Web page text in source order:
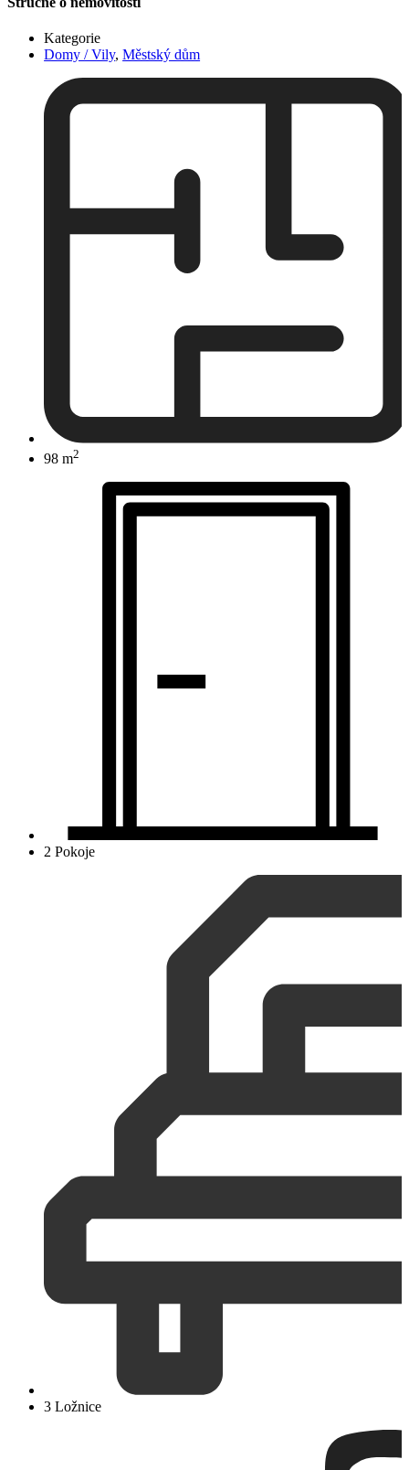
Kategorie
Domy / Vily,Městský dům
98 m2
2 Pokoje
3 Ložnice